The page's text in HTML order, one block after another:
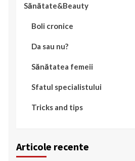
Sănătate&Beauty
Boli cronice
Da sau nu?
Sănătatea femeii
Sfatul specialistului
Tricks and tips
Articole recente